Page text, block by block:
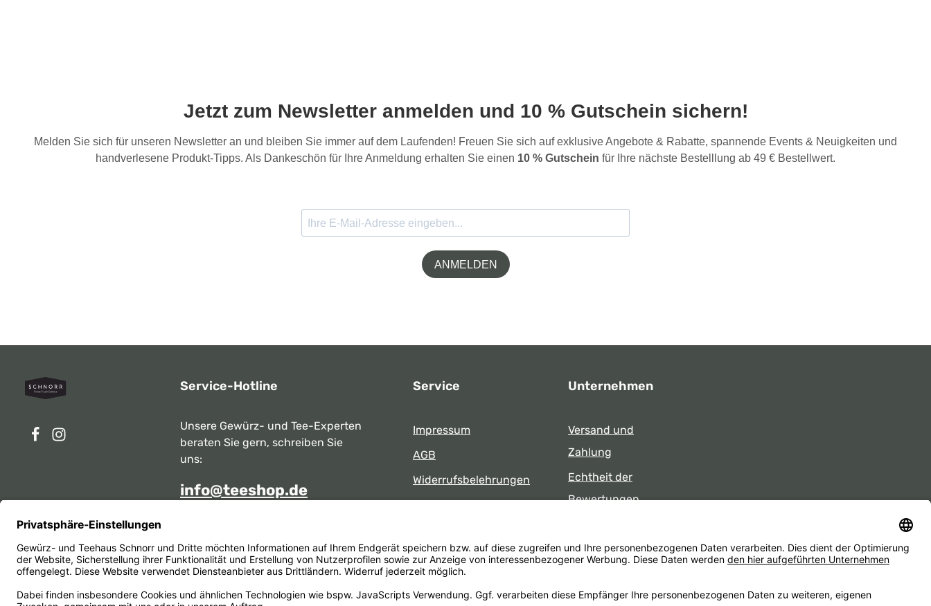
Jetzt zum Newsletter anmelden und 10 % Gutschein sichern!
Melden Sie sich für unseren Newsletter an und bleiben Sie immer auf dem Laufenden! Freuen Sie sich auf exklusive Angebote & Rabatte, spannende Events & Neuigkeiten und
handverlesene Produkt-Tipps. Als Dankeschön für Ihre Anmeldung erhalten Sie einen 10 % Gutschein für Ihre nächste Bestelllung ab 49 € Bestellwert.
ANMELDEN
Service-Hotline
Unsere Gewürz- und Tee-Experten
beraten Sie gern, schreiben Sie
uns:
info@teeshop.de
Mo - Sa zwischen 10:00 - 17:00 Uhr
unter:
Service
Impressum
AGB
Widerrufsbelehrungen
Datenschutz
Unternehmen
Versand und
Zahlung
Echtheit der
Bewertungen
Laden